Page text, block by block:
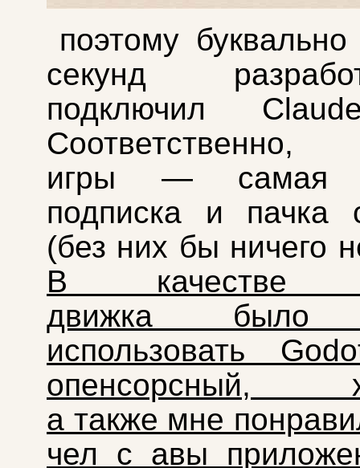
поэтому
секунд
подключил
игры — самая
подписка и пачка
(без них бы ничего
В качестве
движка было
использовать
опенсорсный,
а также мне
чел с авы